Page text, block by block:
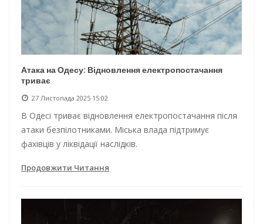
Атака на Одесу: Відновлення електропостачання
триває
27 Листопада 2025 15:02
В Одесі триває відновлення електропостачання після
атаки безпілотниками. Міська влада підтримує
фахівців у ліквідації наслідків.
Продовжити Читання